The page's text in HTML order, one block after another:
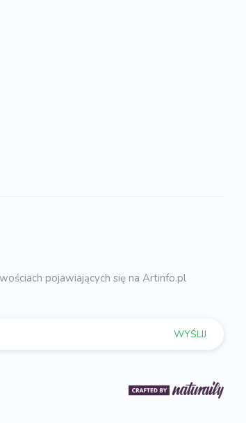
pojawiających się na Artinfo.pl
WYŚLIJ